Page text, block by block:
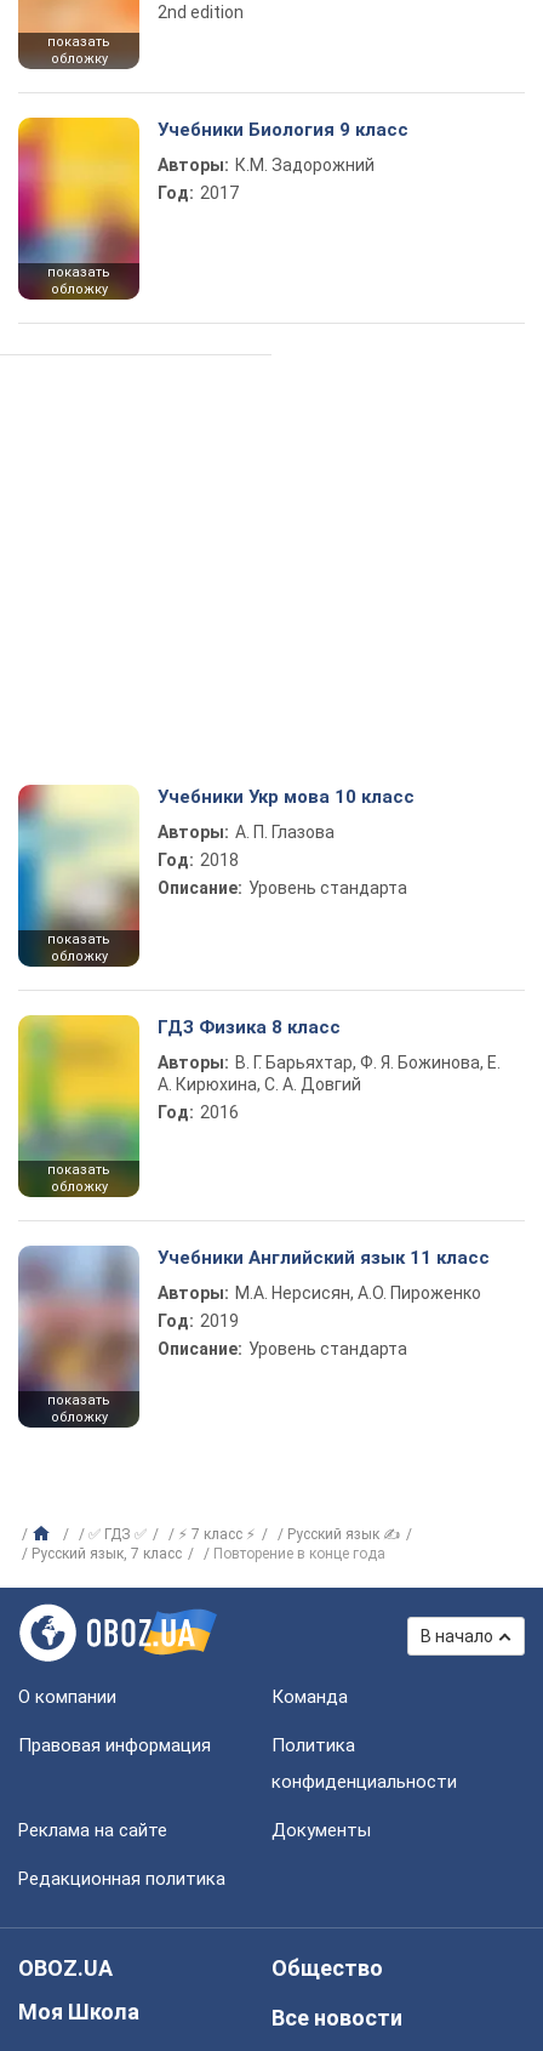
показать
обложку
2nd edition
показать
обложку
Учебники Биология 9 класс
Авторы: К.М. Задорожний
Год: 2017
показать
обложку
Учебники Укр мова 10 класс
Авторы: А. П. Глазова
Год: 2018
Описание: Уровень стандарта
показать
обложку
ГДЗ Физика 8 класс
Авторы: В. Г. Барьяхтар, Ф. Я. Божинова, Е.
А. Кирюхина, С. А. Довгий
Год: 2016
показать
обложку
Учебники Английский язык 11 класс
Авторы: М.А. Нерсисян, А.О. Пироженко
Год: 2019
Описание: Уровень стандарта
✅ ГДЗ ✅ ⚡ 7 класс ⚡
Русский язык ✍
Русский язык, 7 класс
Повторение в конце года
В начало
О компании Команда
Правовая информация
Политика
конфиденциальности
Реклама на сайте Документы
Редакционная политика
OBOZ.UA
Моя Школа
Общество
Все новости